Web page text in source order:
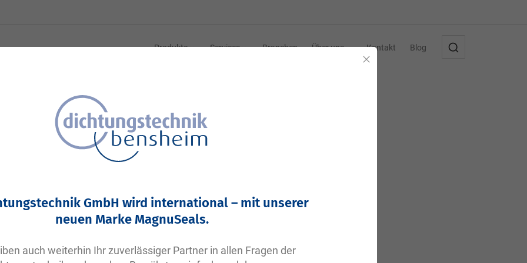
Produkte Services Branchen Über uns Kontakt Blog
2-0121 N0674-70 NBR schwarz | DVGW DIN EN549,
VP406 | Parker O-Ring NBR | 26,64x2,62
Keine Angabe
Artikelnummer 10283
Bitte einloggen
GmbH wird international – mit unserer
neuen Marke MagnuSeals.
auch weiterhin Ihr zuverlässiger Partner in allen Fragen der